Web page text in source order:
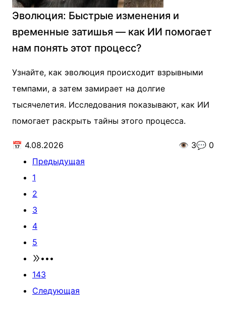
Эволюция: Быстрые изменения и
временные затишья — как ИИ помогает
нам понять этот процесс?
Узнайте, как эволюция происходит взрывными
темпами, а затем замирает на долгие
тысячелетия. Исследования показывают, как ИИ
помогает раскрыть тайны этого процесса.
📅 4.08.2026 👁️ 3💬 0
Предыдущая
1
2
3
4
5
•••
143
Следующая